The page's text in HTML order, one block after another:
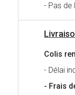
- Pas de
Colis
- Délai
- Frais